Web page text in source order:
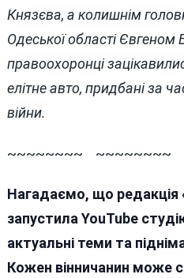
Князєва, а колишнім
Одеської області
правоохоронці
елітне авто, придбані за
війни.
~~~~~~~~ ~~~~~~~~
Нагадаємо, що редакція
запустила YouTube
актуальні теми та
Кожен вінничанин може